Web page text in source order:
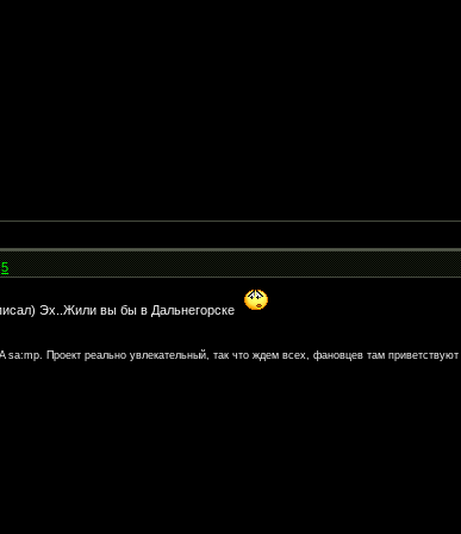
5
Эх..Жили вы бы в Дальнегорске
sa:mp. Проект реально увлекательный, так что ждем всех, фановцев там